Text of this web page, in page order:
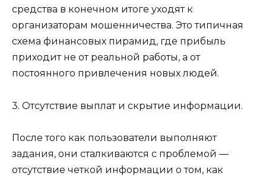
средства в конечном итоге уходят к
организаторам мошенничества. Это типичная
схема финансовых пирамид, где прибыль
приходит не от реальной работы, а от
постоянного привлечения новых людей.
3. Отсутствие выплат и скрытие информации.
После того как пользователи выполняют
задания, они сталкиваются с проблемой —
отсутствие четкой информации о том, как